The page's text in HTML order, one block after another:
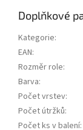
Doplňkové
Kategorie:
EAN:
Rozměr role:
Barva:
Počet vrstev:
Počet útržků:
Počet ks v balení: